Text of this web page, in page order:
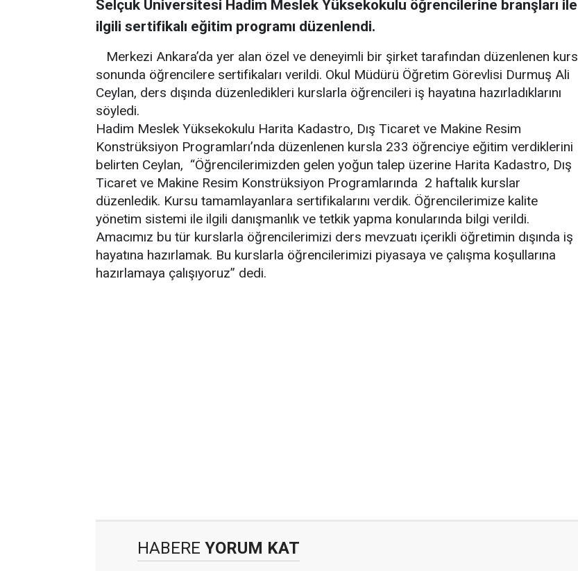
Selçuk Üniversitesi Hadim Meslek Yüksekokulu öğrencilerine branşları ile
ilgili sertifikalı eğitim programı düzenlendi.
Merkezi Ankara’da yer alan özel ve deneyimli bir şirket tarafından düzenlenen kurs
sonunda öğrencilere sertifikaları verildi. Okul Müdürü Öğretim Görevlisi Durmuş Ali
Ceylan, ders dışında düzenledikleri kurslarla öğrencileri iş hayatına hazırladıklarını
söyledi.
Hadim Meslek Yüksekokulu Harita Kadastro, Dış Ticaret ve Makine Resim
Konstrüksiyon Programları’nda düzenlenen kursla 233 öğrenciye eğitim verdiklerini
belirten Ceylan, “Öğrencilerimizden gelen yoğun talep üzerine Harita Kadastro, Dış
Ticaret ve Makine Resim Konstrüksiyon Programlarında 2 haftalık kurslar
düzenledik. Kursu tamamlayanlara sertifikalarını verdik. Öğrencilerimize kalite
yönetim sistemi ile ilgili danışmanlık ve tetkik yapma konularında bilgi verildi.
Amacımız bu tür kurslarla öğrencilerimizi ders mevzuatı içerikli öğretimin dışında iş
hayatına hazırlamak. Bu kurslarla öğrencilerimizi piyasaya ve çalışma koşullarına
hazırlamaya çalışıyoruz” dedi.
HABERE YORUM KAT